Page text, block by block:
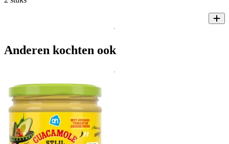
Anderen kochten ook